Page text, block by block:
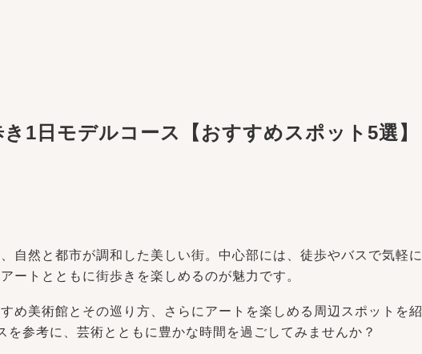
1日モデルコース【おすすめスポット5選】
自然と都市が調和した美しい街。中心部には、徒歩やバスで気軽に
ートとともに街歩きを楽しめるのが魅力です。
め美術館とその巡り方、さらにアートを楽しめる周辺スポットを紹
参考に、芸術とともに豊かな時間を過ごしてみませんか？